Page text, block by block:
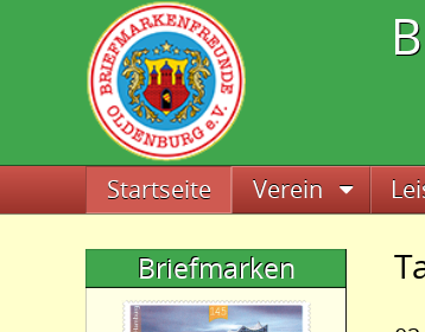
Navigation überspringen
Startseite Verein
Briefmarken